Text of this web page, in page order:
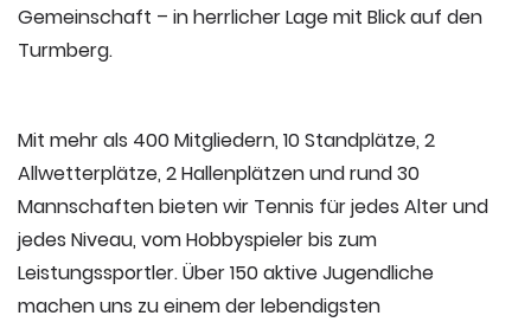
Gemeinschaft – in herrlicher Lage mit Blick auf den
Turmberg.
Mit mehr als 400 Mitgliedern, 10 Standplätze, 2
Allwetterplätze, 2 Hallenplätzen und rund 30
Mannschaftenbieten wir Tennis für jedes Alter und
jedes Niveau, vom Hobbyspieler bis zum
Leistungssportler.Über 150 aktive Jugendliche
machen uns zu einem der lebendigsten